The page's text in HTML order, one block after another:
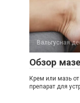
Вальгусная
Обзор
Крем или мазь
препарат для